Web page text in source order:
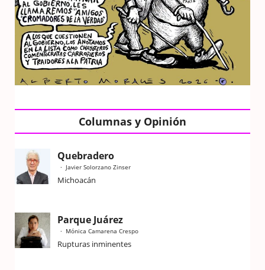
Columnas y Opinión
Quebradero
Javier Solorzano Zinser
Michoacán
Parque Juárez
Mónica Camarena Crespo
Rupturas inminentes